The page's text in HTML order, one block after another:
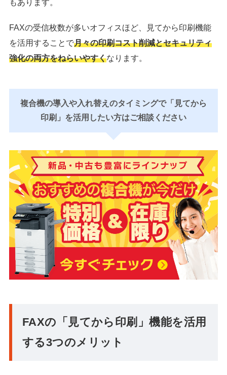
もあります。
FAXの受信枚数が多いオフィスほど、見てから印刷機能
を活用することで月々の印刷コスト削減とセキュリティ
強化の両方をねらいやすくなります。
複合機の導入や入れ替えのタイミングで「見てから
印刷」を活用したい方はご相談ください
FAXの「見てから印刷」機能を活用
する3つのメリット